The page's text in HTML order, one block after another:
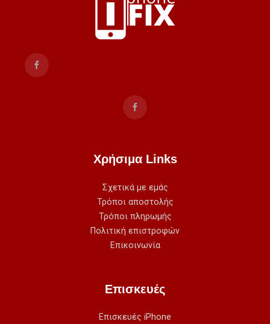
Χρήσιμα Links
Σχετικά με εμάς
Τρόποι αποστολής
Τρόποι πληρωμής
Πολιτική επιστροφών
Επικοινωνία
Επισκευές
Επισκευές iPhone